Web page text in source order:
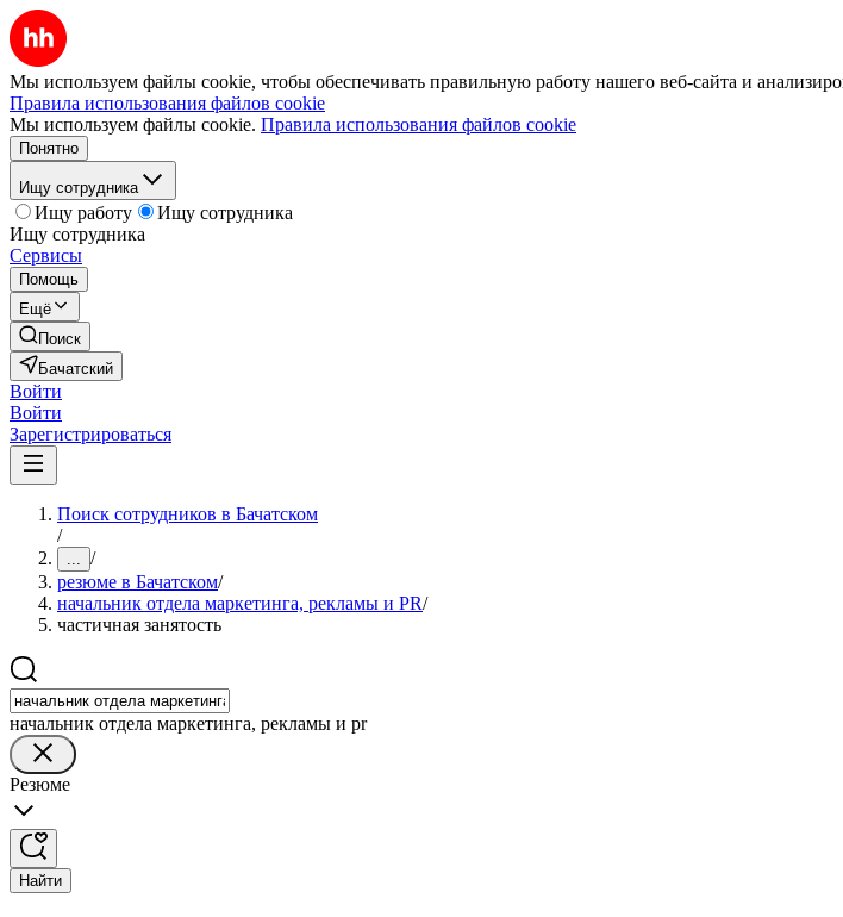
Мы используем файлы cookie, чтобы обеспечивать правильную работу нашего веб-сайта и
Правила использования файлов cookie
Мы используем файлы cookie. Правила использования файлов cookie
Понятно
Ищу сотрудника
Ищу работу
Ищу сотрудника
Ищу сотрудника
Сервисы
Помощь
Ещё
Поиск
Бачатский
Войти
Войти
Зарегистрироваться
Поиск сотрудников в Бачатском
/
... /
резюме в Бачатском/
начальник отдела маркетинга, рекламы и PR/
частичная занятость
начальник отдела маркетинга, рекламы и pr
Резюме
Найти